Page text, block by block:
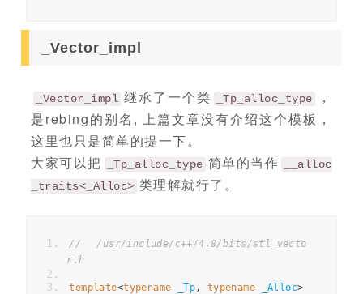
_Vector_impl
_Vector_impl 继承了一个类 _Tp_alloc_type
，
是rebing的别名, 上篇文章没有介绍这个模板，
这里也只是简单的提一下。
大家可以把
_Tp_alloc_type 简单的当作
__alloc
_traits<_Alloc> 类理解就行了。
// /usr/include/c++/4.8/bits/stl_vecto
r.h
template<typename _Tp, typename _Alloc>